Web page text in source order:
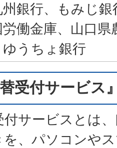
銀行、もみじ
働金庫、山口
うちょ銀行
替受付サービ
サービスとは
を、パソコンや